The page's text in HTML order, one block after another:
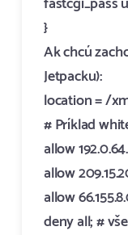
}
Ak chcú
Jetpacku):
location = /
# Príklad
allow
allow
allow
deny all; #